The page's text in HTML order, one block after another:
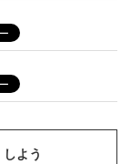
しよう